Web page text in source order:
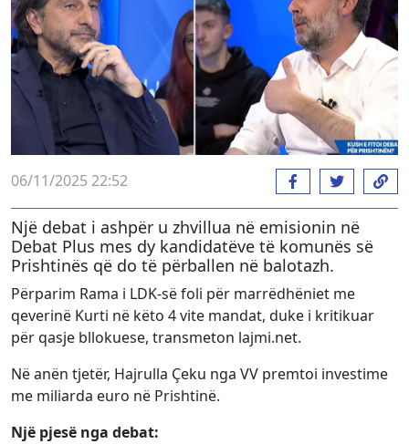
06/11/2025 22:52
Një debat i ashpër u zhvillua në emisionin në
Debat Plus mes dy kandidatëve të komunës së
Prishtinës që do të përballen në balotazh.
Përparim Rama i LDK-së foli për marrëdhëniet me
qeverinë Kurti në këto 4 vite mandat, duke i kritikuar
për qasje bllokuese, transmeton lajmi.net.
Në anën tjetër, Hajrulla Çeku nga VV premtoi investime
me miliarda euro në Prishtinë.
Një pjesë nga debat: